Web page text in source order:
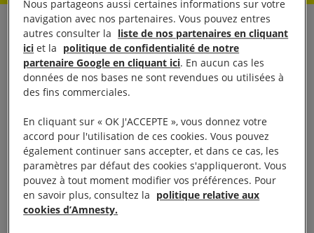
Grâce au festival « Au Cinéma Pour Les Droits
Humains », les militants et sympathisants
d’Amnesty International France proposeront au
public de la région PACA, Corse et Languedoc, du
de réalisateurs qui, derrière leur caméra, portent un
regard sans concession sur nos sociétés mais aussi
porteur d’espoir pour l’humanité.
Une programmation inédite et internationale pour
Nous partageons aussi certaines informations sur votre
navigation avec nos partenaires. Vous pouvez entres
autres consulter la liste de nos partenaires en cliquant
ici et la politique de confidentialité de notre
partenaire Google en cliquant ici. En aucun cas les
données de nos bases ne sont revendues ou utilisées à
des fins commerciales.
En cliquant sur « OK J'ACCEPTE », vous donnez votre
accord pour l'utilisation de ces cookies. Vous pouvez
également continuer sans accepter, et dans ce cas, les
paramètres par défaut des cookies s'appliqueront. Vous
pouvez à tout moment modifier vos préférences. Pour
en savoir plus, consultez la politique relative aux
cookies d’Amnesty.